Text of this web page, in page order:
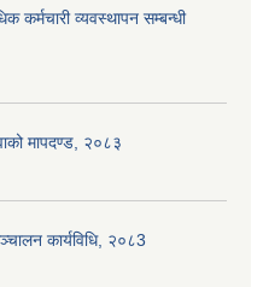
कर्मचारी व्यवस्थापन सम्बन्धी
मापदण्ड, २०८३
कार्यविधि, २०८3